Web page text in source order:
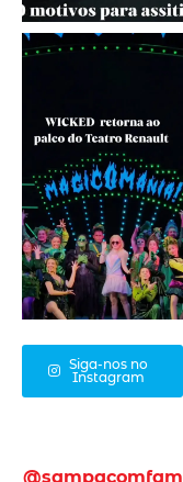
Siga-nos no
Instagram
@sampacomfam